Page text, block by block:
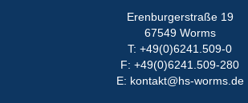
Erenburgerstraße 19
67549 Worms
T: +49(0)6241.509-0
F: +49(0)6241.509-280
E: kontakt@hs-worms.de